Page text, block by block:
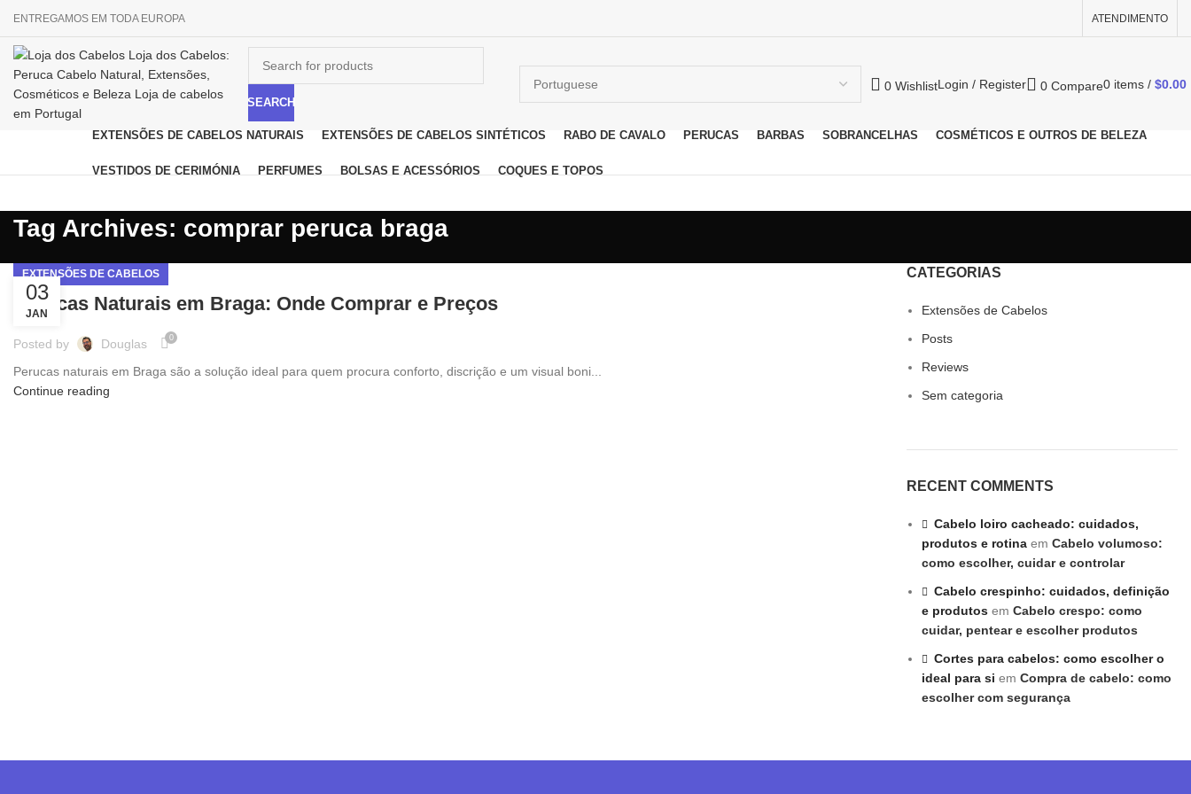
ENTREGAMOS EM TODA EUROPA ATENDIMENTO
SEARCH
0 WishlistLogin / Register 0 Compare0 items / $0.00
EXTENSÕES DE CABELOS NATURAIS EXTENSÕES DE CABELOS SINTÉTICOS RABO DE CAVALO PERUCAS BARBAS SOBRANCELHAS COSMÉTICOS E OUTROS DE BELEZA
VESTIDOS DE CERIMÓNIA PERFUMES BOLSAS E ACESSÓRIOS COQUES E TOPOS
Tag Archives: comprar peruca braga
03
JAN
EXTENSÕES DE CABELOS
Perucas Naturais em Braga: Onde Comprar e Preços
Posted by Douglas 0
Perucas naturais em Braga são a solução ideal para quem procura conforto, discrição e um visual boni...
Continue reading
CATEGORIAS
Extensões de Cabelos
Posts
Reviews
Sem categoria
RECENT COMMENTS
Cabelo loiro cacheado: cuidados,
produtos e rotina em Cabelo volumoso:
como escolher, cuidar e controlar
Cabelo crespinho: cuidados, definição
e produtos em Cabelo crespo: como
cuidar, pentear e escolher produtos
Cortes para cabelos: como escolher o
ideal para si em Compra de cabelo: como
escolher com segurança
EN ✔ FINALIZAR ✕
Online agora